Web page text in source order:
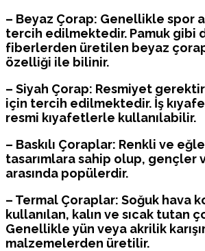
– Beyaz Çorap: Genellikle spor
tercih edilmektedir. Pamuk gibi
fiberlerden üretilen beyaz
özelliği ile bilinir.
– Siyah Çorap: Resmiyet
için tercih edilmektedir. İş
resmi kıyafetlerle kullanılabilir.
– Baskılı Çoraplar: Renkli ve
tasarımlara sahip olup, gençler
arasında popülerdir.
– Termal Çoraplar: Soğuk hava
kullanılan, kalın ve sıcak tutan
Genellikle yün veya akrilik
malzemelerden üretilir.